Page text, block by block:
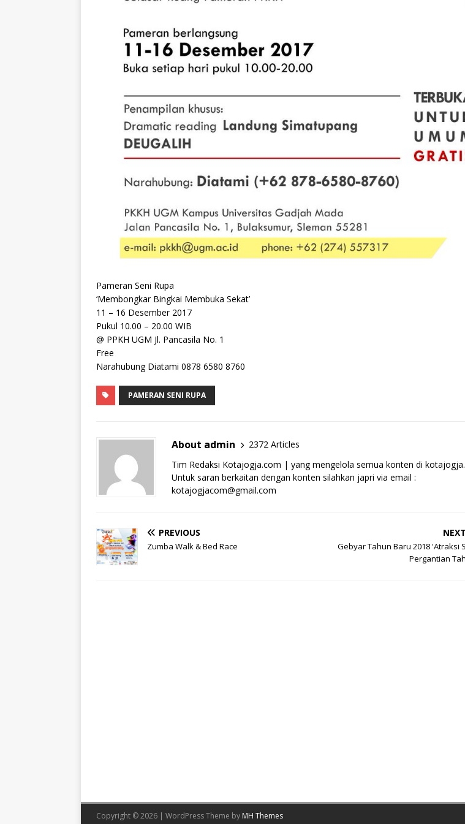
Pameran Seni Rupa
‘Membongkar Bingkai Membuka Sekat’
11 – 16 Desember 2017
Pukul 10.00 – 20.00 WIB
@ PPKH UGM Jl. Pancasila No. 1
Free
Narahubung Diatami 0878 6580 8760
PAMERAN SENI RUPA
About admin
2372 Articles
Tim Redaksi Kotajogja.com | yang mengelola semua konten di
Untuk saran berkaitan dengan konten silahkan japri via email :
kotajogjacom@gmail.com
PREVIOUS
Zumba Walk & Bed Race
NEXT
Gebyar Tahun Baru 2018 'Atraksi
Pergantian
Copyright © 2026 | WordPress Theme by MH Themes